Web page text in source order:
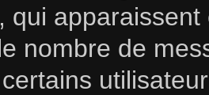
qui
nombre de